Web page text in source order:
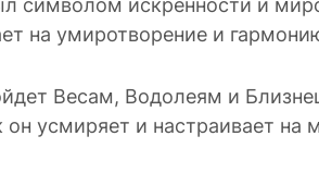
на умиротворение и
Весам, Водолеям и
усмиряет и настраивает на